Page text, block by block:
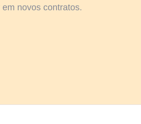
em novos contratos.